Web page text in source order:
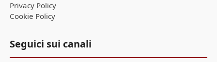
Privacy Policy
Cookie Policy
Seguici sui canali